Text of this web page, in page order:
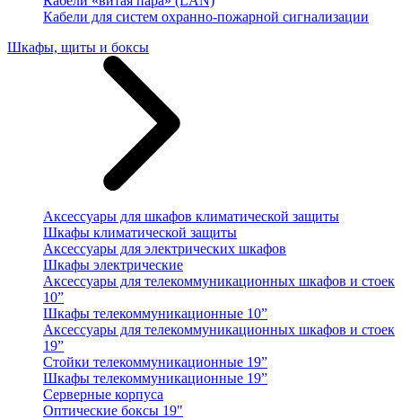
Кабели для систем охранно-пожарной сигнализации
Шкафы, щиты и боксы
Аксессуары для шкафов климатической защиты
Шкафы климатической защиты
Аксессуары для электрических шкафов
Шкафы электрические
Аксессуары для телекоммуникационных шкафов и стоек
10”
Шкафы телекоммуникационные 10”
Аксессуары для телекоммуникационных шкафов и стоек
19”
Стойки телекоммуникационные 19”
Шкафы телекоммуникационные 19”
Серверные корпуса
Оптические боксы 19"